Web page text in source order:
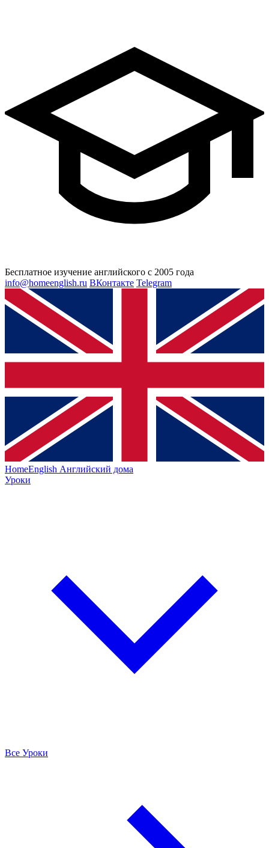
Бесплатное изучение английского с 2005 года
info@homeenglish.ru ВКонтакте Telegram
HomeEnglish Английский дома
Уроки
Все Уроки